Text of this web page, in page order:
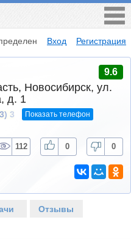
Вход Регистрация
9.6
Новосибирск, ул.
д. 1
3 Показать телефон
112 0 0
Отзывы